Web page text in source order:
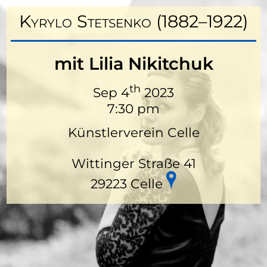
Kyrylo Stetsenko (1882–1922)
mit Lilia Nikitchuk
Sep 4th2023
7:30 pm
Künstlerverein Celle
Wittinger Straße 41
29223 Celle